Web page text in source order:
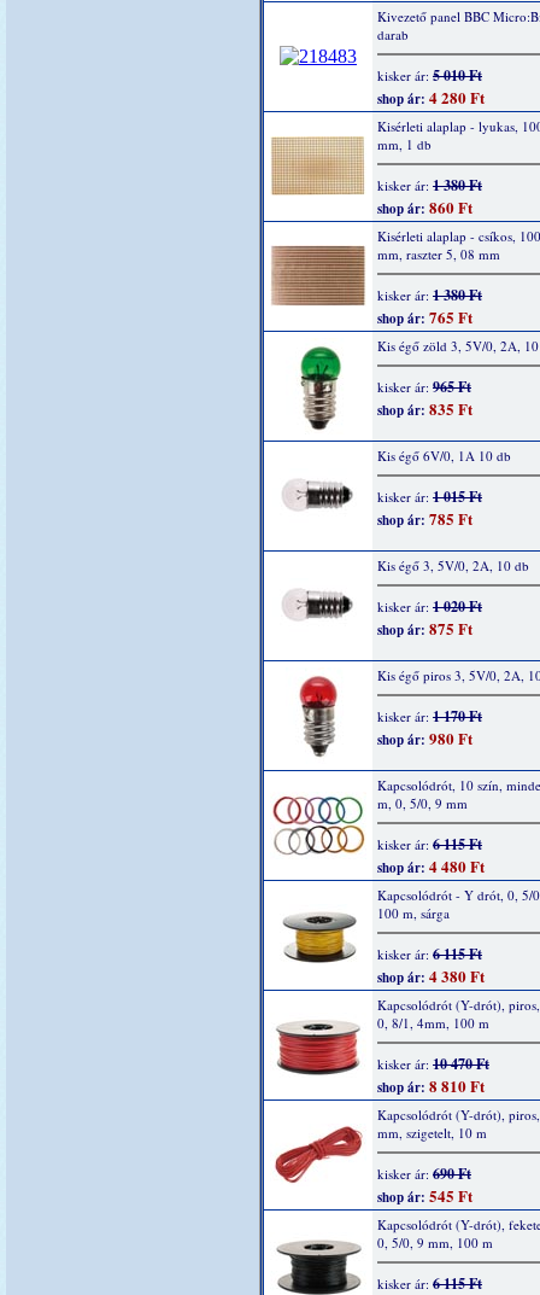
Kivezető panel BBC
darab
kisker ár: 5 010 Ft
shop ár: 4 280 Ft
Kisérleti alaplap - lyukas,
mm, 1 db
kisker ár: 1 380 Ft
shop ár: 860 Ft
Kisérleti alaplap - csíkos,
mm, raszter 5, 08 mm
kisker ár: 1 380 Ft
shop ár: 765 Ft
Kis égő zöld 3, 5V/0, 2A,
kisker ár: 965 Ft
shop ár: 835 Ft
Kis égő 6V/0, 1A 10 db
kisker ár: 1 015 Ft
shop ár: 785 Ft
Kis égő 3, 5V/0, 2A, 10 db
kisker ár: 1 020 Ft
shop ár: 875 Ft
Kis égő piros 3, 5V/0, 2A,
kisker ár: 1 170 Ft
shop ár: 980 Ft
Kapcsolódrót, 10 szín,
m, 0, 5/0, 9 mm
kisker ár: 6 115 Ft
shop ár: 4 480 Ft
Kapcsolódrót - Y drót, 0, 5/
100 m, sárga
kisker ár: 6 115 Ft
shop ár: 4 380 Ft
Kapcsolódrót (Y-drót),
0, 8/1, 4mm, 100 m
kisker ár: 10 470 Ft
shop ár: 8 810 Ft
Kapcsolódrót (Y-drót),
mm, szigetelt, 10 m
kisker ár: 690 Ft
shop ár: 545 Ft
Kapcsolódrót (Y-drót),
0, 5/0, 9 mm, 100 m
kisker ár: 6 115 Ft